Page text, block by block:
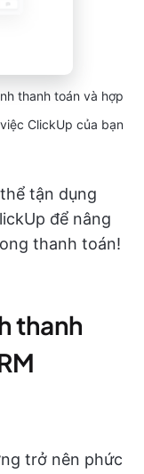
thanh toán và hợp
ClickUp của bạn
tận dụng
để nâng
thanh toán!
thanh
trở nên phức